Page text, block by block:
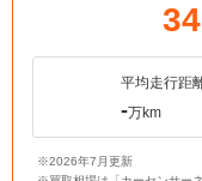
平均走行距
-万km
※2026年7月更新